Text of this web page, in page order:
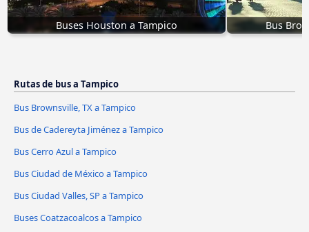
Buses Houston a Tampico Bus
Rutas de bus a Tampico
Bus Brownsville, TX a Tampico
Bus de Cadereyta Jiménez a Tampico
Bus Cerro Azul a Tampico
Bus Ciudad de México a Tampico
Bus Ciudad Valles, SP a Tampico
Buses Coatzacoalcos a Tampico